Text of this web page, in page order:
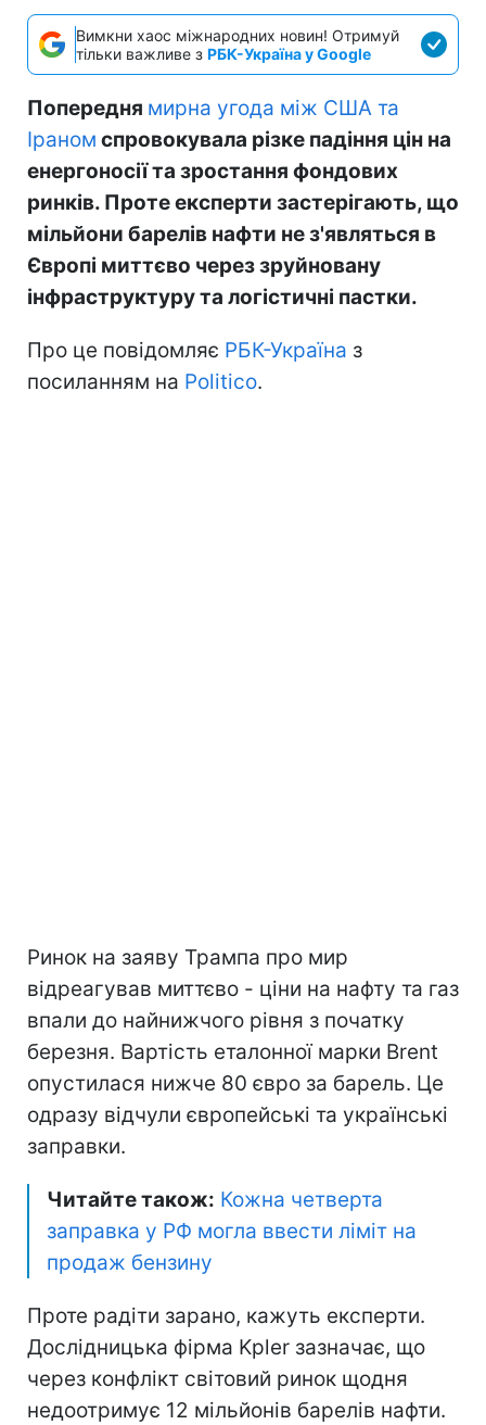
Вимкни хаос міжнародних новин! Отримуй
тільки важливе з РБК-Україна у Google
Попередня мирна угода між США та
Іраном спровокувала різке падіння цін на
енергоносії та зростання фондових
ринків. Проте експерти застерігають, що
мільйони барелів нафти не з'являться в
Європі миттєво через зруйновану
інфраструктуру та логістичні пастки.
Про це повідомляє РБК-Україна з
посиланням на Politico.
Ринок на заяву Трампа про мир
відреагував миттєво - ціни на нафту та газ
впали до найнижчого рівня з початку
березня. Вартість еталонної марки Brent
опустилася нижче 80 євро за барель. Це
одразу відчули європейські та українські
заправки.
Читайте також: Кожна четверта
заправка у РФ могла ввести ліміт на
продаж бензину
Проте радіти зарано, кажуть експерти.
Дослідницька фірма Kpler зазначає, що
через конфлікт світовий ринок щодня
недоотримує 12 мільйонів барелів нафти.